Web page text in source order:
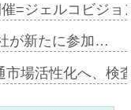
=ジェルコビジ
が新たに参加…
市場活性化へ、検